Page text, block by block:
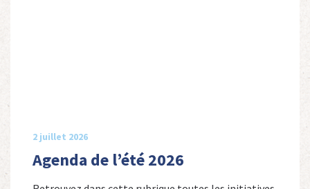
2 juillet 2026
Agenda de l’été 2026